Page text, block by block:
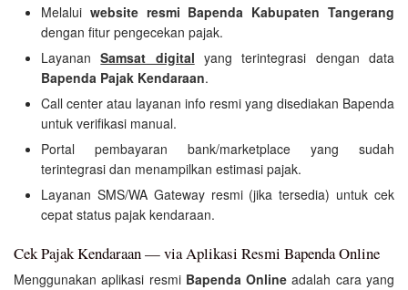
Melalui website resmi Bapenda Kabupaten Tangerang
dengan fitur pengecekan pajak.
LayananSamsat digital yang terintegrasi dengan data
Bapenda Pajak Kendaraan.
Call center atau layanan info resmi yang disediakan Bapenda
untuk verifikasi manual.
Portal pembayaran bank/marketplace yang sudah
terintegrasi dan menampilkan estimasi pajak.
Layanan SMS/WA Gateway resmi (jika tersedia) untuk cek
cepat status pajak kendaraan.
Cek Pajak Kendaraan — via Aplikasi Resmi Bapenda Online
Menggunakan aplikasi resmi Bapenda Online adalah cara yang